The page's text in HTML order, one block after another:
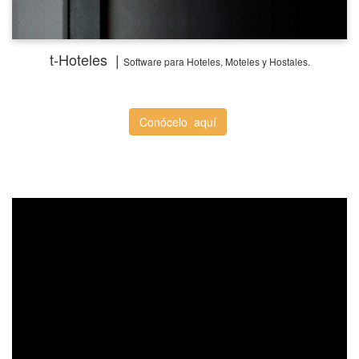
t-Hoteles | Software para Hoteles, Moteles y Hostales.
Conócelo aquí